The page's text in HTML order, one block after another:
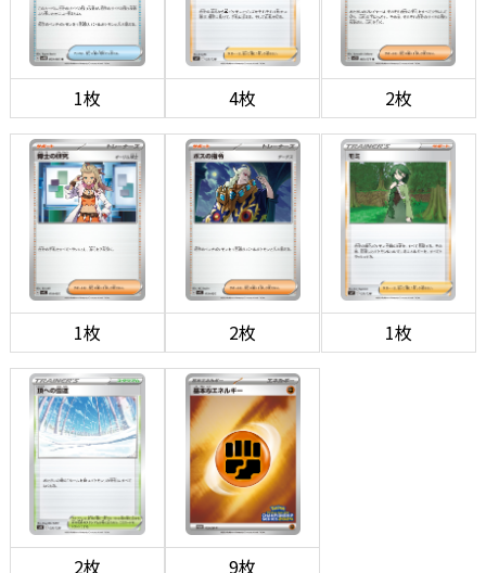
1枚 4枚 2枚
1枚 2枚 1枚
2枚 9枚